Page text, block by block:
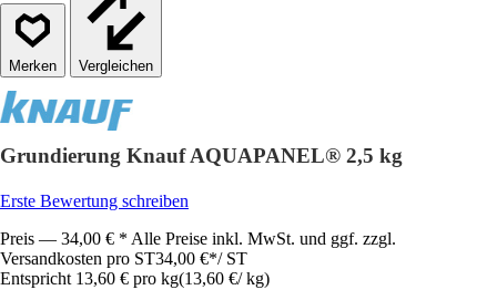
Vergleichen
Grundierung Knauf AQUAPANEL® 2,5 kg
Erste Bewertung schreiben
Preis — 34,00 € * Alle Preise inkl. MwSt. und ggf. zzgl.
Versandkosten pro ST34,00 €*/ ST
Entspricht 13,60 € pro kg(13,60 €/ kg)